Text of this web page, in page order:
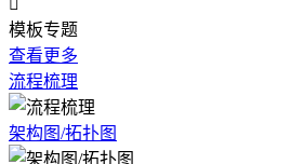

模板专题
查看更多
流程梳理
架构图/拓扑图